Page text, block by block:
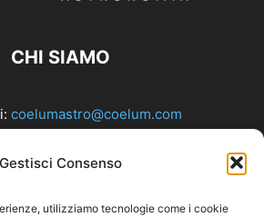
Gestisci Consenso
utilizziamo tecnologie come i cookie
CHI SIAMO
coelumastro@coelum.com
SEGUICI